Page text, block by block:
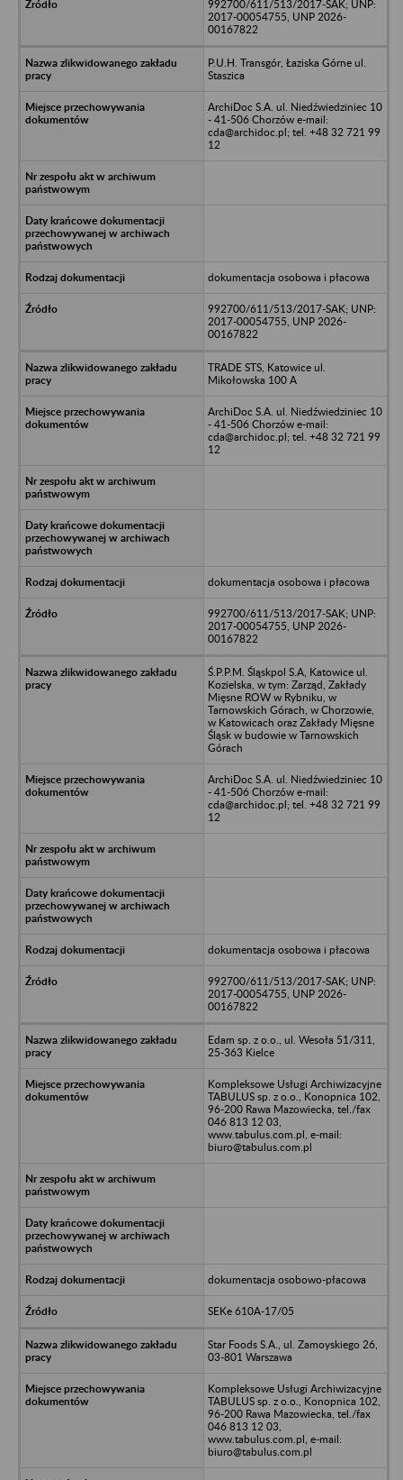
992700/611/513/2017-SAK; UNP:
2017-00054755, UNP 2026-
00167822
P.U.H. Transgór, Łaziska Górne ul.
Staszica
ArchiDoc S.A. ul. Niedźwiedziniec 10
- 41-506 Chorzów e-mail:
cda@archidoc.pl; tel. +48 32 721 99
12
dokumentacja osobowa i płacowa
992700/611/513/2017-SAK; UNP:
2017-00054755, UNP 2026-
00167822
TRADE STS, Katowice ul.
Mikołowska 100 A
ArchiDoc S.A. ul. Niedźwiedziniec 10
- 41-506 Chorzów e-mail:
cda@archidoc.pl; tel. +48 32 721 99
12
dokumentacja osobowa i płacowa
992700/611/513/2017-SAK; UNP:
2017-00054755, UNP 2026-
00167822
Ś.P.P.M. Śląskpol S.A, Katowice ul.
Kozielska, w tym: Zarząd, Zakłady
Mięsne ROW w Rybniku, w
Tarnowskich Górach, w Chorzowie,
w Katowicach oraz Zakłady Mięsne
Śląsk w budowie w Tarnowskich
Górach
ArchiDoc S.A. ul. Niedźwiedziniec 10
- 41-506 Chorzów e-mail:
cda@archidoc.pl; tel. +48 32 721 99
12
dokumentacja osobowa i płacowa
992700/611/513/2017-SAK; UNP:
2017-00054755, UNP 2026-
00167822
Edam sp. z o.o., ul. Wesoła 51/311,
25-363 Kielce
Kompleksowe Usługi Archiwizacyjne
TABULUS sp. z o.o., Konopnica 102,
96-200 Rawa Mazowiecka, tel./fax
046 813 12 03,
www.tabulus.com.pl, e-mail:
biuro@tabulus.com.pl
dokumentacja osobowo-płacowa
SEKe 610A-17/05
Star Foods S.A., ul. Zamoyskiego 26,
03-801 Warszawa
Kompleksowe Usługi Archiwizacyjne
TABULUS sp. z o.o., Konopnica 102,
96-200 Rawa Mazowiecka, tel./fax
046 813 12 03,
www.tabulus.com.pl, e-mail:
biuro@tabulus.com.pl